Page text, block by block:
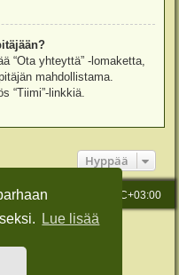
Lue lisää
“Ota yhteyttä” -lomaketta,
mahdollistama.
“Tiimi”-linkkiä.
Hyppää
Kaikki ajat ovat UTC+03:00
© phpBB Limited